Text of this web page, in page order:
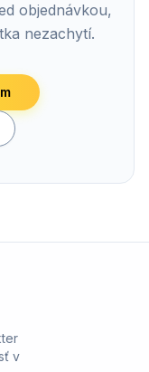
objednávkou,
nezachytí.
v